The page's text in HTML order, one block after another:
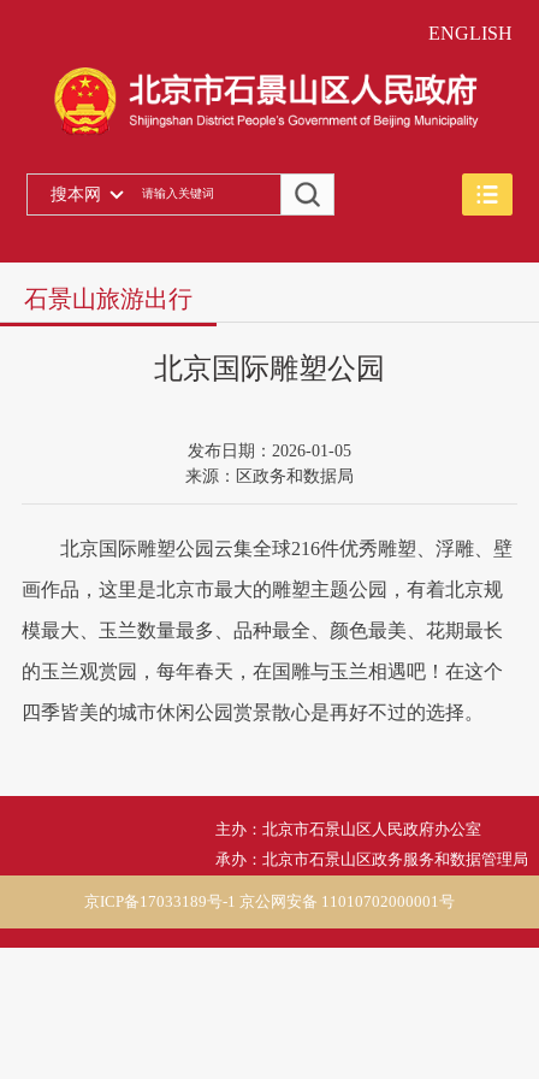
ENGLISH
搜本网
石景山旅游出行
北京国际雕塑公园
发布日期：2026-01-05
来源：区政务和数据局
北京国际雕塑公园云集全球216件优秀雕塑、浮雕、壁
画作品，这里是北京市最大的雕塑主题公园，有着北京规
模最大、玉兰数量最多、品种最全、颜色最美、花期最长
的玉兰观赏园，每年春天，在国雕与玉兰相遇吧！在这个
四季皆美的城市休闲公园赏景散心是再好不过的选择。
主办：北京市石景山区人民政府办公室
承办：北京市石景山区政务服务和数据管理局
京ICP备17033189号-1 京公网安备 11010702000001号